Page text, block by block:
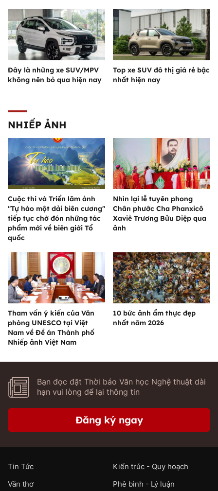
Đây là những xe SUV/MPV
không nên bỏ qua hiện nay
Top xe SUV đô thị giá rẻ bậc
nhất hiện nay
NHIẾP ẢNH
Cuộc thi và Triển lãm ảnh
"Tự hào một dải biên cương"
tiếp tục chờ đón những tác
phẩm mới về biên giới Tổ
quốc
Nhìn lại lễ tuyên phong
Chân phước Cha Phanxicô
Xaviê Trương Bửu Diệp qua
ảnh
Tham vấn ý kiến của Văn
phòng UNESCO tại Việt
Nam về Đề án Thành phố
Nhiếp ảnh Việt Nam
10 bức ảnh ẩm thực đẹp
nhất năm 2026
Bạn đọc đặt Thời báo Văn học Nghệ thuật dài
hạn vui lòng để lại thông tin
Đăng ký ngay
Tin Tức
Kiến trúc - Quy hoạch
Văn thơ
Phê bình - Lý luận